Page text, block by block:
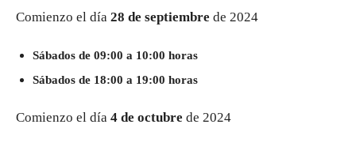
Comienzo el día 28 de septiembre de 2024
Sábados de 09:00 a 10:00 horas
Sábados de 18:00 a 19:00 horas
Comienzo el día 4 de octubre de 2024